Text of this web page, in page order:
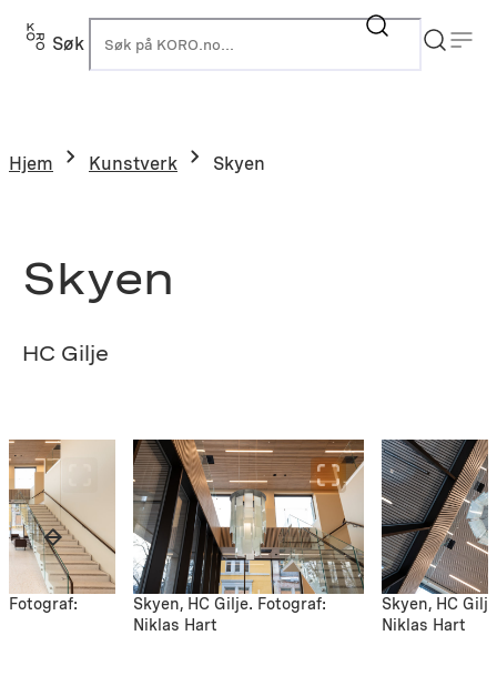
Hopp
Søk
Hjem Kunstverk Skyen
Skyen
HC Gilje
Fotograf:
Skyen, HC Gilje. Fotograf:
Niklas Hart
Skyen, HC
Niklas Hart